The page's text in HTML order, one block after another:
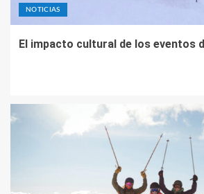
NOTICIAS
El impacto cultural de los eventos